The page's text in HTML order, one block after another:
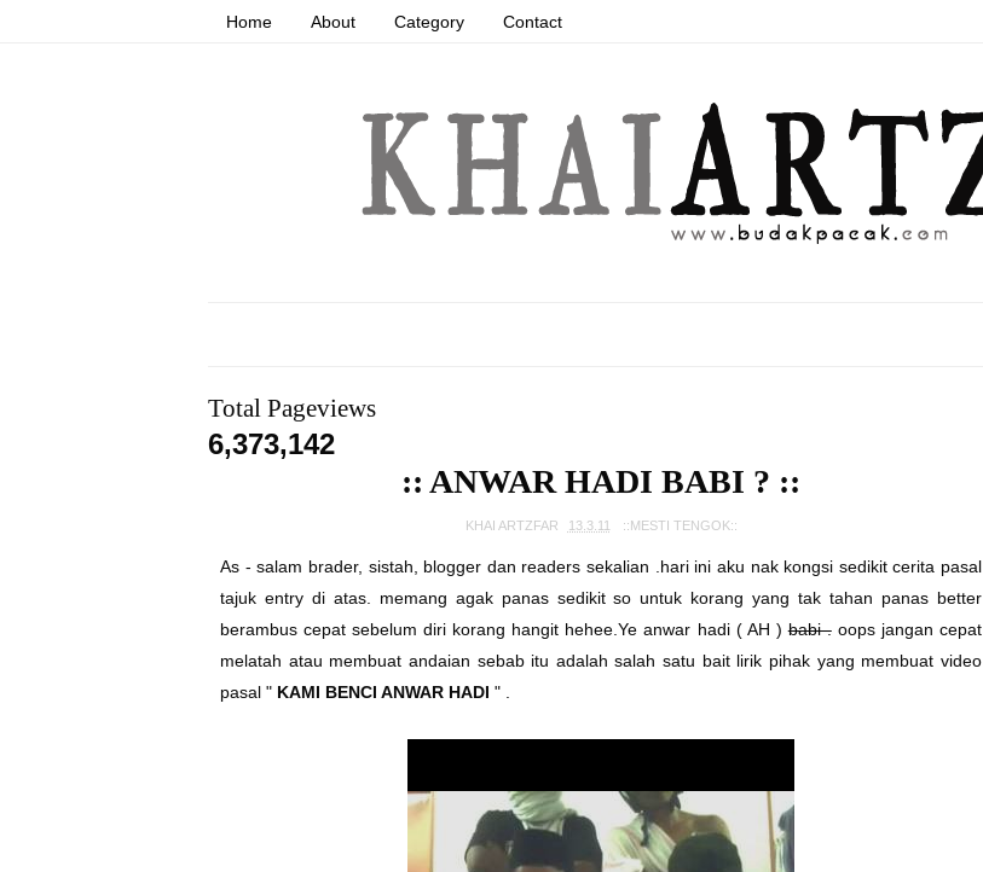
Home About Category Contact
Total Pageviews
6,373,142
:: ANWAR HADI BABI ? ::
KHAI ARTZFAR 13.3.11 ::MESTI TENGOK::
As - salam brader, sistah, blogger dan readers sekalian .hari ini aku nak kongsi sedikit cerita pasal
tajuk entry di atas. memang agak panas sedikit so untuk korang yang tak tahan panas better
berambus cepat sebelum diri korang hangit hehee.Yeanwar hadi( AH )babi .oops jangan cepat
melatah atau membuat andaian sebab itu adalah salah satu bait lirik pihak yang membuat video
pasal " KAMI BENCI ANWAR HADI " .